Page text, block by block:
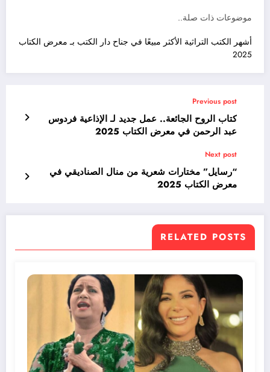
موضوعات ذات صلة..
أشهر الكتب التراثية الأكثر مبيعًا في جناح دار الكتب بـ معرض الكتاب
2025
Previous post
كتاب الروح الجائعة.. عمل جديد لـ الإذاعية فردوس
عبد الرحمن في معرض الكتاب 2025
Next post
“رسايل” مختارات شعرية من منال الصناديقي في
معرض الكتاب 2025
RELATED POSTS